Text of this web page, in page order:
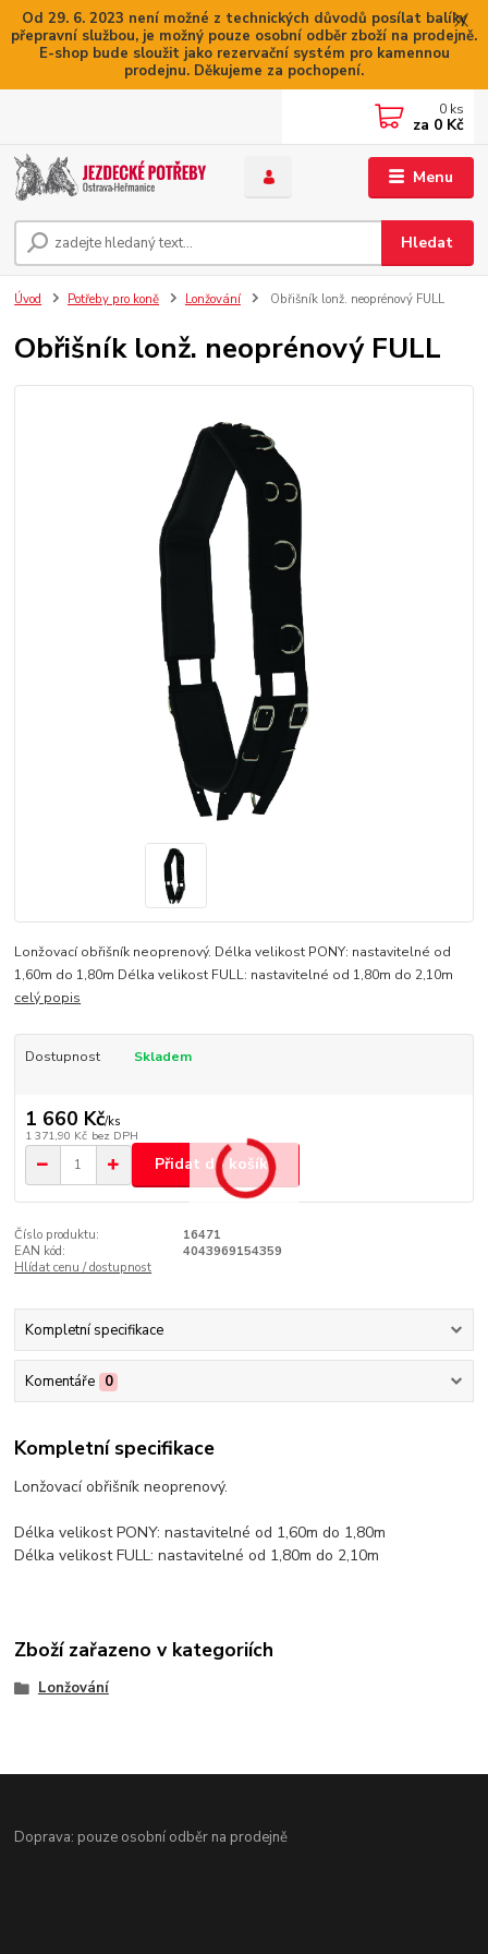
Od 29. 6. 2023 není možné z technických důvodů posílat balíky
přepravní službou, je možný pouze osobní odběr zboží na prodejně.
E-shop bude sloužit jako rezervační systém pro kamennou
prodejnu. Děkujeme za pochopení.
Menu
Hledat
0 ks
za 0 Kč
Úvod Potřeby pro koně Lonžování Obřišník lonž. neoprénový FULL
Obřišník lonž. neoprénový FULL
Lonžovací obřišník neoprenový. Délka velikost PONY: nastavitelné od
1,60m do 1,80m Délka velikost FULL: nastavitelné od 1,80m do 2,10m
celý popis
Dostupnost Skladem
1 660 Kč/ks
1 371,90 Kč bez DPH
Přidat do košíku
Číslo produktu:
16471
EAN kód:
4043969154359
Hlídat cenu / dostupnost
Kompletní specifikace
Komentáře 0
Kompletní specifikace
Lonžovací obřišník neoprenový.
Délka velikost PONY: nastavitelné od 1,60m do 1,80m
Délka velikost FULL: nastavitelné od 1,80m do 2,10m
Zboží zařazeno v kategoriích
Lonžování
Doprava: pouze osobní odběr na prodejně